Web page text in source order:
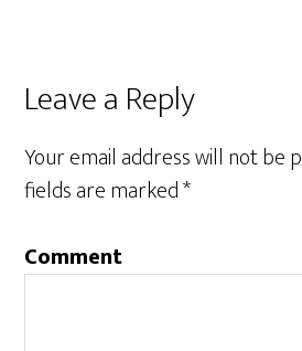
Leave a Reply
Your email address will not be
fields are marked*
Comment